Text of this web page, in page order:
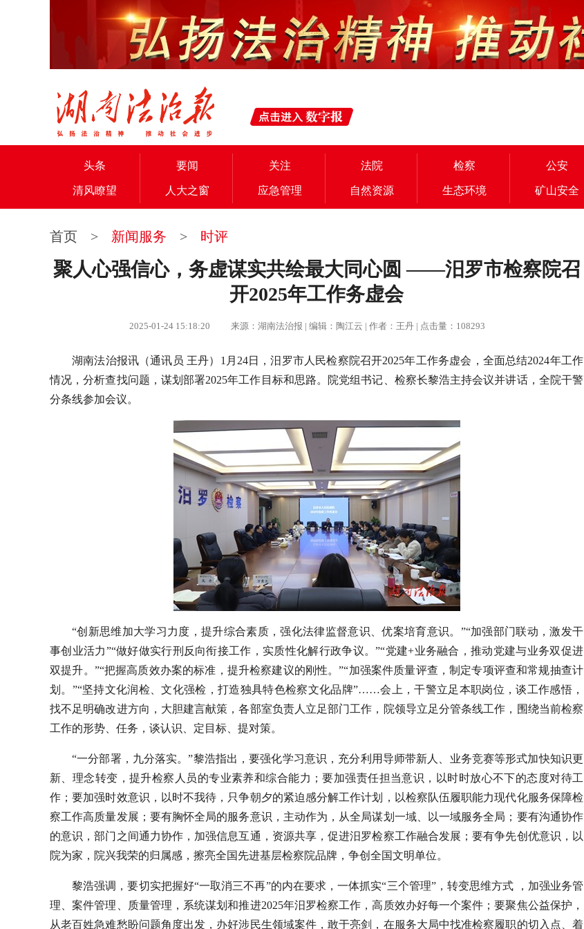
头条 要闻 关注 法院 检察 公安
清风瞭望 人大之窗 应急管理 自然资源 生态环境 矿山安全
首页 > 新闻服务 > 时评
聚人心强信心，务虚谋实共绘最大同心圆 ——汨罗市检察院召
开2025年工作务虚会
2025-01-24 15:18:20 来源：湖南法治报 | 编辑：陶江云 | 作者：王丹 | 点击量：108293
湖南法治报讯（通讯员 王丹）1月24日，汨罗市人民检察院召开2025年工作务虚会，全面总结2024年工作
情况，分析查找问题，谋划部署2025年工作目标和思路。院党组书记、检察长黎浩主持会议并讲话，全院干警
分条线参加会议。
“创新思维加大学习力度，提升综合素质，强化法律监督意识、优案培育意识。”“加强部门联动，激发干
事创业活力”“做好做实行刑反向衔接工作，实质性化解行政争议。”“党建+业务融合，推动党建与业务双促进
双提升。”“把握高质效办案的标准，提升检察建议的刚性。”“加强案件质量评查，制定专项评查和常规抽查计
划。”“坚持文化润检、文化强检，打造独具特色检察文化品牌”……会上，干警立足本职岗位，谈工作感悟，
找不足明确改进方向，大胆建言献策，各部室负责人立足部门工作，院领导立足分管条线工作，围绕当前检察
工作的形势、任务，谈认识、定目标、提对策。
“一分部署，九分落实。”黎浩指出，要强化学习意识，充分利用导师带新人、业务竞赛等形式加快知识更
新、理念转变，提升检察人员的专业素养和综合能力；要加强责任担当意识，以时时放心不下的态度对待工
作；要加强时效意识，以时不我待，只争朝夕的紧迫感分解工作计划，以检察队伍履职能力现代化服务保障检
察工作高质量发展；要有胸怀全局的服务意识，主动作为，从全局谋划一域、以一域服务全局；要有沟通协作
的意识，部门之间通力协作，加强信息互通，资源共享，促进汨罗检察工作融合发展；要有争先创优意识，以
院为家，院兴我荣的归属感，擦亮全国先进基层检察院品牌，争创全国文明单位。
黎浩强调，要切实把握好“一取消三不再”的内在要求，一体抓实“三个管理”，转变思维方式 ，加强业务管
理、案件管理、质量管理，系统谋划和推进2025年汨罗检察工作，高质效办好每一个案件；要聚焦公益保护，
从老百姓急难愁盼问题角度出发，办好涉民生领域案件，敢于亮剑，在服务大局中找准检察履职的切入点、着